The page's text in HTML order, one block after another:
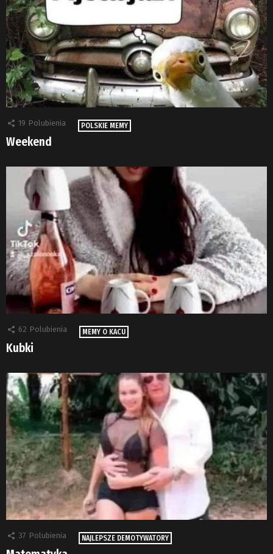
19 Polubienia POLSKIE MEMY
Weekend
62 Polubienia MEMY O KACU
Kubki
37 Polubienia NAJLEPSZE DEMOTYWATORY